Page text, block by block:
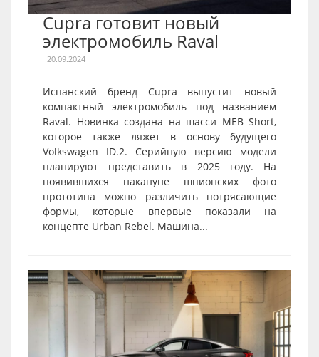
Cupra готовит новый
электромобиль Raval
20.09.2024
Испанский бренд Cupra выпустит новый
компактный электромобиль под названием
Raval. Новинка создана на шасси MEB Short,
которое также ляжет в основу будущего
Volkswagen ID.2. Серийную версию модели
планируют представить в 2025 году. На
появившихся накануне шпионских фото
прототипа можно различить потрясающие
формы, которые впервые показали на
концепте Urban Rebel. Машина...